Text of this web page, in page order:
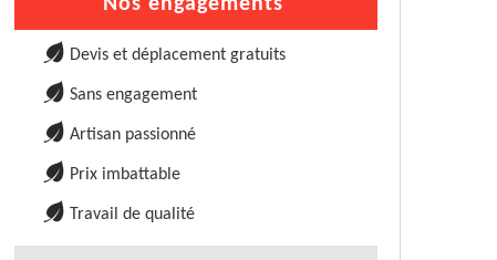
Nos engagements
Devis et déplacement gratuits
Sans engagement
Artisan passionné
Prix imbattable
Travail de qualité